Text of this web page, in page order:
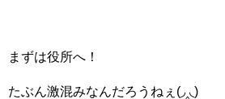
まずは役所へ！
たぶん激混みなんだろうねぇ(◞‸◟)